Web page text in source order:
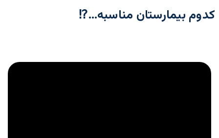
کدوم بیمارستان مناسبه…⁉️